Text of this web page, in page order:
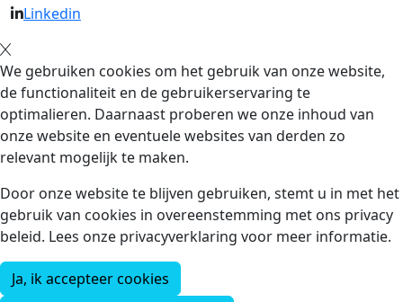
Linkedin
We gebruiken cookies om het gebruik van onze website,
de functionaliteit en de gebruikerservaring te
optimalieren. Daarnaast proberen we onze inhoud van
onze website en eventuele websites van derden zo
relevant mogelijk te maken.
Door onze website te blijven gebruiken, stemt u in met het
gebruik van cookies in overeenstemming met ons privacy
beleid. Lees onze privacyverklaring voor meer informatie.
Ja, ik accepteer cookies